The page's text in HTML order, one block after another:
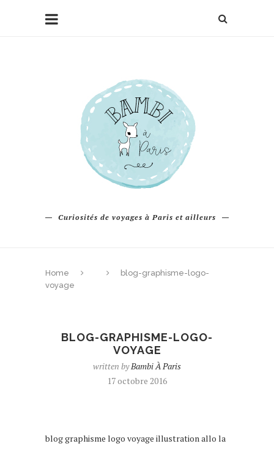
Curiosités de voyages à Paris et ailleurs
Home
blog-graphisme-logo-
voyage
BLOG-GRAPHISME-LOGO-
VOYAGE
written byBambi À Paris
17 octobre 2016
blog graphisme logo voyage illustration allo la